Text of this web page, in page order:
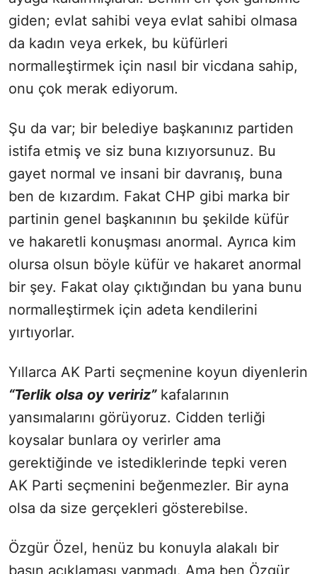
giden; evlat sahibi veya evlat sahibi olmasa
da kadın veya erkek, bu küfürleri
normalleştirmek için nasıl bir vicdana sahip,
onu çok merak ediyorum.
Şu da var; bir belediye başkanınız partiden
istifa etmiş ve siz buna kızıyorsunuz. Bu
gayet normal ve insani bir davranış, buna
ben de kızardım. Fakat CHP gibi marka bir
partinin genel başkanının bu şekilde küfür
ve hakaretli konuşması anormal. Ayrıca kim
olursa olsun böyle küfür ve hakaret anormal
bir şey. Fakat olay çıktığından bu yana bunu
normalleştirmek için adeta kendilerini
yırtıyorlar.
Yıllarca AK Parti seçmenine koyun diyenlerin
“Terlik olsa oy veririz”kafalarının
yansımalarını görüyoruz. Cidden terliği
koysalar bunlara oy verirler ama
gerektiğinde ve istediklerinde tepki veren
AK Parti seçmenini beğenmezler. Bir ayna
olsa da size gerçekleri gösterebilse.
Özgür Özel, henüz bu konuyla alakalı bir
basın açıklaması yapmadı. Ama ben Özgür